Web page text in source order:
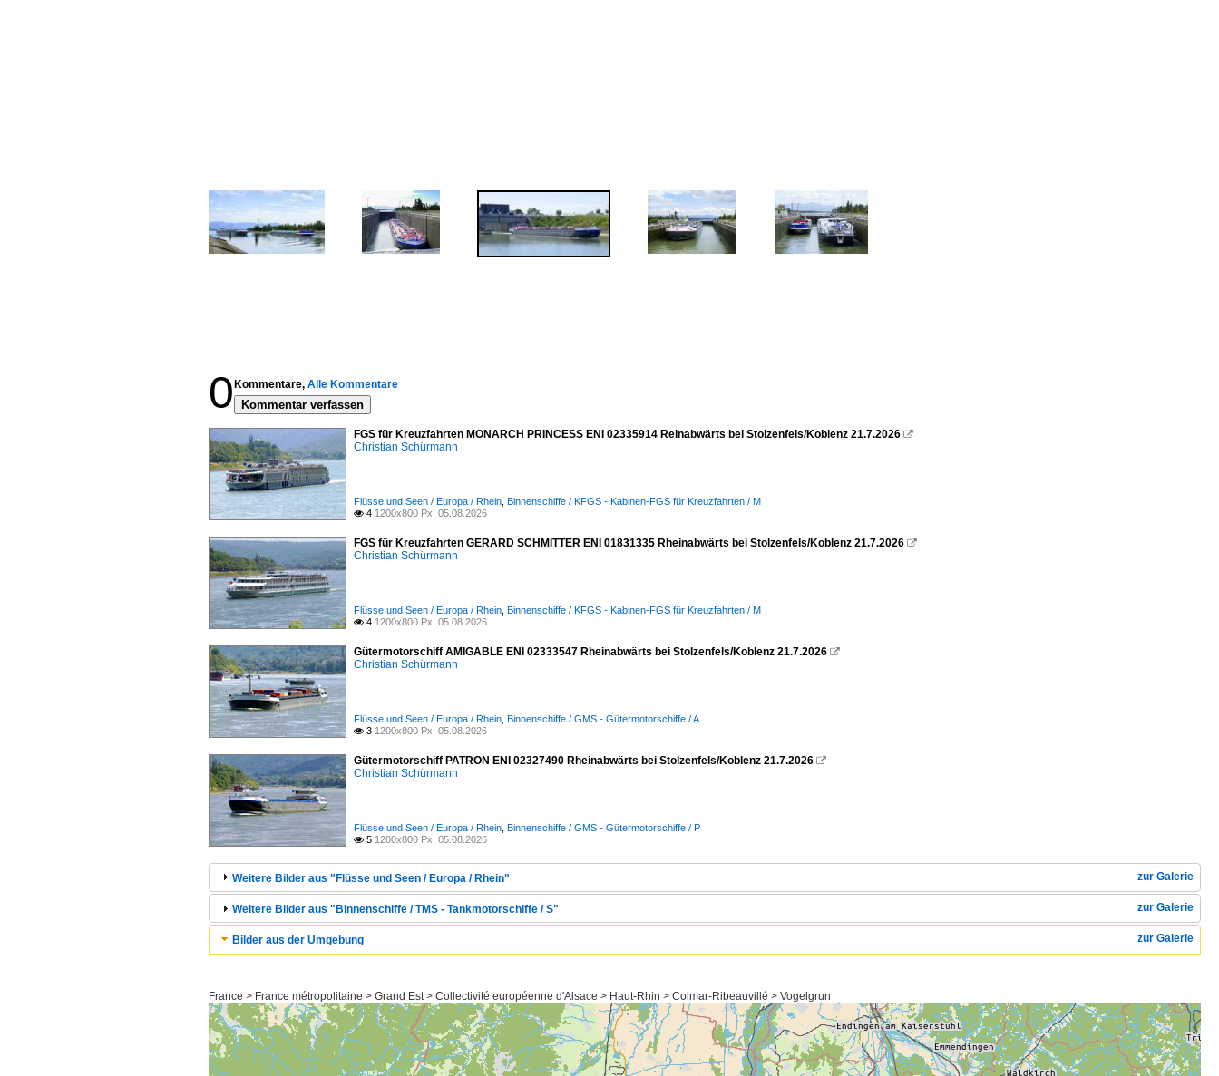
0 Kommentare, Alle Kommentare
Kommentar verfassen
FGS für Kreuzfahrten MONARCH PRINCESS ENI 02335914 Reinabwärts bei Stolzenfels/Koblenz 21.7.2026 
Christian Schürmann
Flüsse und Seen / Europa / Rhein Binnenschiffe / KFGS - Kabinen-FGS für Kreuzfahrten / M
 4 1200x800 Px, 05.08.2026
FGS für Kreuzfahrten GERARD SCHMITTER ENI 01831335 Rheinabwärts bei Stolzenfels/Koblenz 21.7.2026 
Christian Schürmann
Flüsse und Seen / Europa / Rhein Binnenschiffe / KFGS - Kabinen-FGS für Kreuzfahrten / M
 4 1200x800 Px, 05.08.2026
Gütermotorschiff AMIGABLE ENI 02333547 Rheinabwärts bei Stolzenfels/Koblenz 21.7.2026 
Christian Schürmann
Flüsse und Seen / Europa / Rhein Binnenschiffe / GMS - Gütermotorschiffe / A
 3 1200x800 Px, 05.08.2026
Gütermotorschiff PATRON ENI 02327490 Rheinabwärts bei Stolzenfels/Koblenz 21.7.2026 
Christian Schürmann
Flüsse und Seen / Europa / Rhein Binnenschiffe / GMS - Gütermotorschiffe / P
 5 1200x800 Px, 05.08.2026
zur Galerie
Weitere Bilder aus "Flüsse und Seen / Europa / Rhein"
zur Galerie
Weitere Bilder aus "Binnenschiffe / TMS - Tankmotorschiffe / S"
zur Galerie
Bilder aus der Umgebung
France > France métropolitaine > Grand Est > Collectivité européenne d'Alsace > Haut-Rhin > Colmar-Ribeauvillé > Vogelgrun